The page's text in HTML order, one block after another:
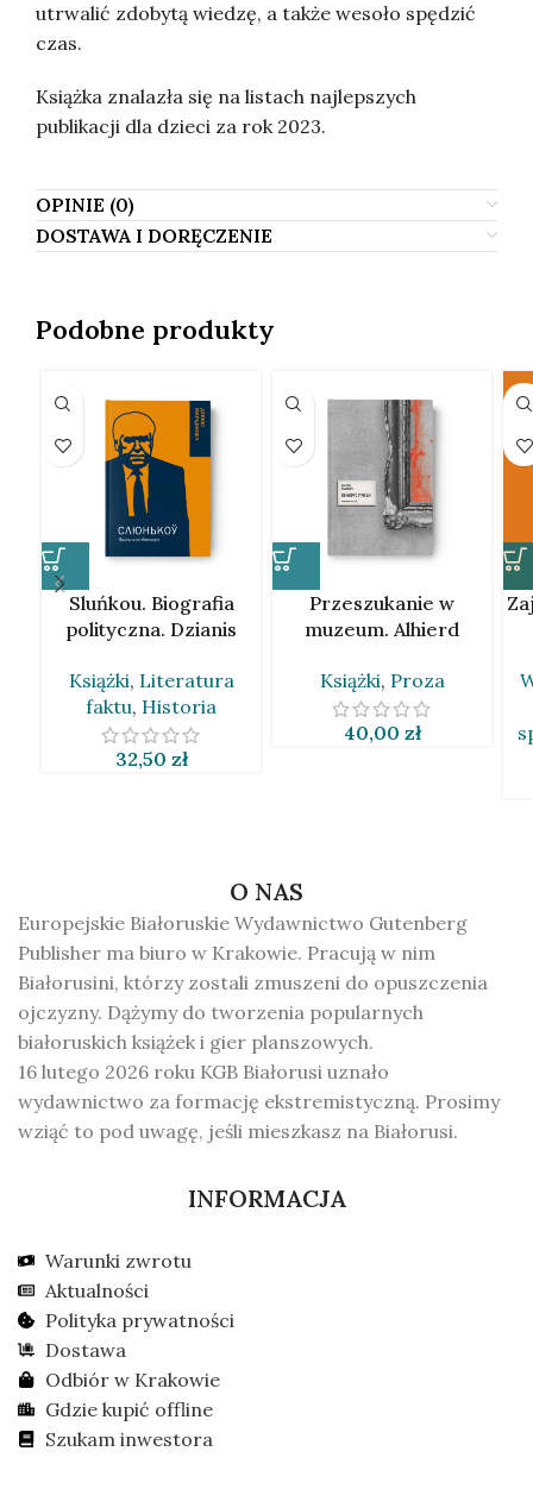
utrwalić zdobytą wiedzę, a także wesoło spędzić
czas.
Książka znalazła się na listach najlepszych
publikacji dla dzieci za rok 2023.
OPINIE (0)
DOSTAWA I DORĘCZENIE
Podobne produkty
Sluńkou. Biografia
polityczna. Dzianis
Książki, Literatura
faktu, Historia
32,50 zł
Przeszukanie w
muzeum. Alhierd
Książki, Proza
40,00 zł
O NAS
Europejskie Białoruskie Wydawnictwo Gutenberg
Publisher ma biuro w Krakowie. Pracują w nim
Białorusini, którzy zostali zmuszeni do opuszczenia
ojczyzny. Dążymy do tworzenia popularnych
białoruskich książek i gier planszowych.
16 lutego 2026 roku KGB Białorusi uznało
wydawnictwo za formację ekstremistyczną. Prosimy
wziąć to pod uwagę, jeśli mieszkasz na Białorusi.
INFORMACJA
Warunki zwrotu
Aktualności
Polityka prywatności
Dostawa
Odbiór w Krakowie
Gdzie kupić offline
Szukam inwestora